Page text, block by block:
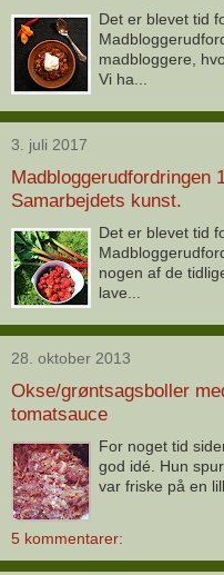
Det er blevet tid
madbloggere,
Vi ha...
3. juli 2017
Madbloggerudfordringen
Samarbejdets kunst.
Det er blevet tid
nogen af de
lave...
28. oktober 2013
Okse/grøntsagsboller
tomatsauce
For noget tid
god idé. Hun
var friske på en
5 kommentarer: